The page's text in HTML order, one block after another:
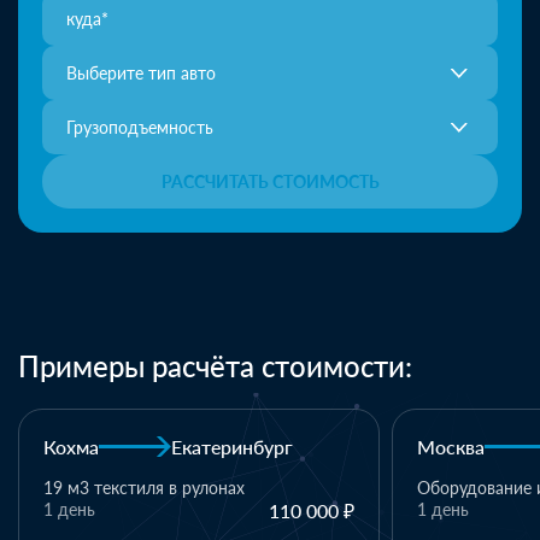
Выберите тип авто
Грузоподъемность
РАССЧИТАТЬ СТОИМОСТЬ
Примеры расчёта стоимости:
Москва Казань
Оборудование и комплектующие
110 000 ₽
1 день
Казань
1 паллет -